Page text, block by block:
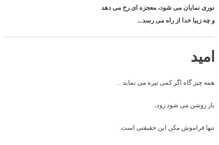
نوری نمایان می شود، معجزه ای رخ می دهد
و چه زیبا خدا از راه می رسد…
امید
همه چیز گاه اگر کمی تیره می نماید …
باز روشن می شود زود،
تنها فراموش مکن این حقیقتی است: